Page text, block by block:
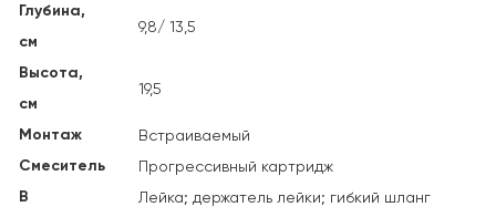
Глубина,
см
9,8/ 13,5
Высота,
см
19,5
Монтаж Встраиваемый
Смеситель Прогрессивный картридж
В
Лейка; держатель лейки; гибкий шланг